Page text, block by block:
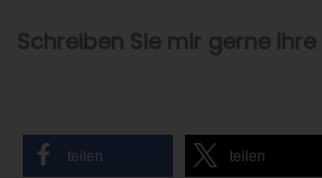
Schreiben Sie mir gerne
teilen teilen